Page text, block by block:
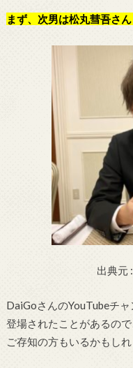
まず、次男は松丸彗吾さん
出典元 :
DaiGoさんのYouTubeチ
登場されたことがあるので
ご存知の方もいるかもしれ